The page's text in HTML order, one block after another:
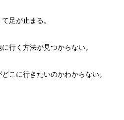
足が止まる。
行く方法が見つからない。
こに行きたいのかわからない。